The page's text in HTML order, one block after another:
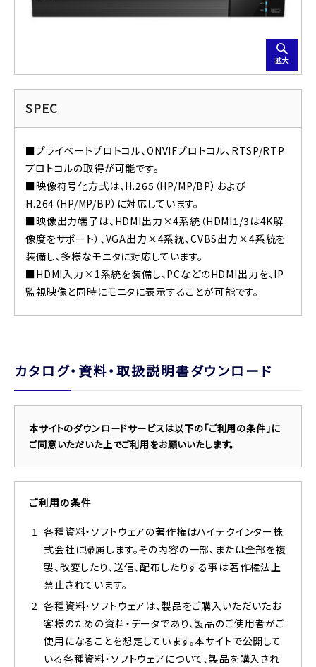
拡大
SPEC
■プライベートプロトコル、ONVIFプロトコル、RTSP/RTP
プロトコルの取得が可能です。
■映像符号化方式は、H.265（HP/MP/BP）および
H.264（HP/MP/BP）に対応しています。
■映像出力端子は、HDMI出力×4系統（HDMI1/3は4K解
像度をサポート）、VGA出力×4系統、CVBS出力×4系統を
装備し、多様なモニタに対応しています。
■HDMI入力×1系統を装備し、PCなどのHDMI出力を、IP
監視映像と同時にモニタに表示することが可能です。
カタログ・資料・取扱説明書ダウンロード
本サイトのダウンロードサービスは以下の「ご利用の条件」に
ご同意いただいた上でご利用をお願いいたします。
ご利用の条件
各種資料・ソフトウェアの著作権はハイテクインター株
式会社に帰属します。その内容の一部、または全部を複
製、改変したり、送信、配布したりする事は著作権法上
禁止されています。
各種資料・ソフトウェアは、製品をご購入いただいたお
客様のための資料・データであり、製品のご使用者がご
使用になることを想定しています。本サイトで公開して
いる各種資料・ソフトウェアについて、製品を購入され